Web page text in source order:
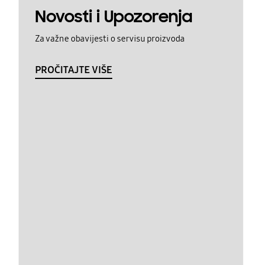
Novosti i Upozorenja
Za važne obavijesti o servisu proizvoda
PROČITAJTE VIŠE